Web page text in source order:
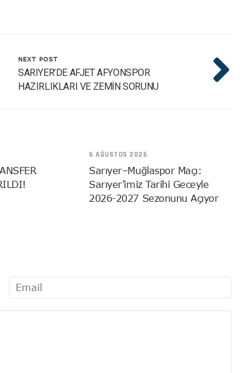
NEXT POST
SARIYER’DE AFJET AFYONSPOR
HAZIRLIKLARI VE ZEMİN SORUNU
6 AĞUSTOS 2026
Sarıyer–Muğlaspor Maçı:
Sarıyer’imiz Tarihi Geceyle
2026-2027 Sezonunu Açıyor